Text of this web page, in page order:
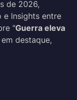
de 2026,
e Insights entre
"Guerra eleva
destaque,